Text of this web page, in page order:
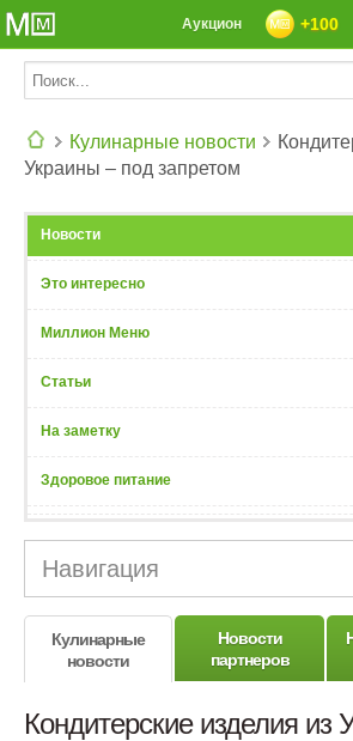
+100
Аукцион
Кулинарные новости
Украины – под запретом
Новости
Это интересно
Миллион Меню
Статьи
На заметку
Здоровое питание
Навигация
Кулинарные
новости
Новости
партнеров
Кондитерские изделия из